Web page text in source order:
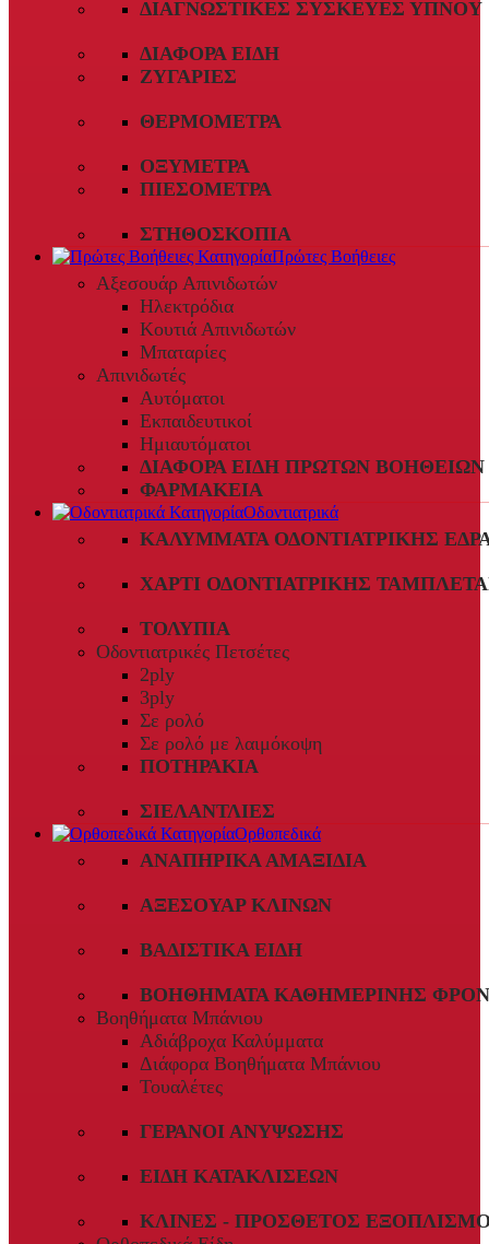
ΔΙΑΓΝΩΣΤΙΚΈΣ ΣΥΣΚΕΥΈΣ ΎΠΝΟΥ
ΔΙΆΦΟΡΑ ΕΊΔΗ
ΖΥΓΑΡΙΈΣ
ΘΕΡΜΌΜΕΤΡΑ
ΟΞΎΜΕΤΡΑ
ΠΙΕΣΌΜΕΤΡΑ
ΣΤΗΘΟΣΚΌΠΙΑ
Πρώτες Βοήθειες
Αξεσουάρ Απινιδωτών
Ηλεκτρόδια
Κουτιά Απινιδωτών
Μπαταρίες
Απινιδωτές
Αυτόματοι
Εκπαιδευτικοί
Ημιαυτόματοι
ΔΙΆΦΟΡΑ ΕΊΔΗ ΠΡΏΤΩΝ ΒΟΗΘΕΙΏΝ
ΦΑΡΜΑΚΕΊΑ
Οδοντιατρικά
ΚΑΛΎΜΜΑΤΑ ΟΔΟΝΤΙΑΤΡΙΚΉΣ
ΧΑΡΤΊ ΟΔΟΝΤΙΑΤΡΙΚΉΣ
ΤΟΛΎΠΙΑ
Οδοντιατρικές Πετσέτες
2ply
3ply
Σε ρολό
Σε ρολό με λαιμόκοψη
ΠΟΤΗΡΆΚΙΑ
ΣΙΕΛΑΝΤΛΊΕΣ
Ορθοπεδικά
ΑΝΑΠΗΡΙΚΆ ΑΜΑΞΊΔΙΑ
ΑΞΕΣΟΥΆΡ ΚΛΙΝΏΝ
ΒΑΔΙΣΤΙΚΆ ΕΊΔΗ
ΒΟΗΘΉΜΑΤΑ ΚΑΘΗΜΕΡΙΝΉΣ
Βοηθήματα Μπάνιου
Αδιάβροχα Καλύμματα
Διάφορα Βοηθήματα Μπάνιου
Τουαλέτες
ΓΕΡΑΝΟΊ ΑΝΎΨΩΣΗΣ
ΕΊΔΗ ΚΑΤΑΚΛΊΣΕΩΝ
ΚΛΊΝΕΣ - ΠΡΌΣΘΕΤΟΣ